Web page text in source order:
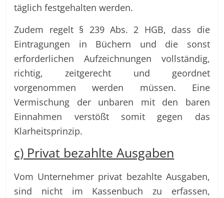
täglich festgehalten werden.
Zudem regelt § 239 Abs. 2 HGB, dass die
Eintragungen in Büchern und die sonst
erforderlichen Aufzeichnungen vollständig,
richtig, zeitgerecht und geordnet
vorgenommen werden müssen. Eine
Vermischung der unbaren mit den baren
Einnahmen verstößt somit gegen das
Klarheitsprinzip.
c) Privat bezahlte Ausgaben
Vom Unternehmer privat bezahlte Ausgaben,
sind nicht im Kassenbuch zu erfassen,